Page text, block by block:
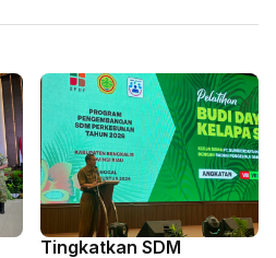
Tingkatkan SDM